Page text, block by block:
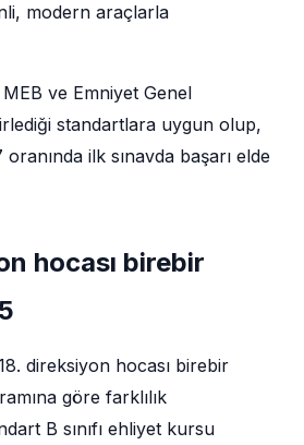
modern araçlarla
MEB ve Emniyet Genel
standartlara uygun olup,
ilk sınavda başarı elde
hocası birebir
direksiyon hocası birebir
göre farklılık
B sınıfı ehliyet kursu